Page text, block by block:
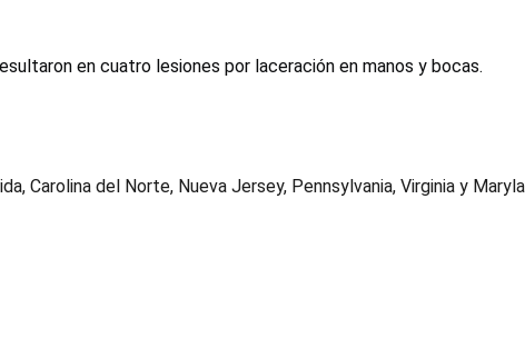
en cuatro lesiones por laceración en manos y bocas.
Carolina del Norte, Nueva Jersey, Pennsylvania, Virginia y